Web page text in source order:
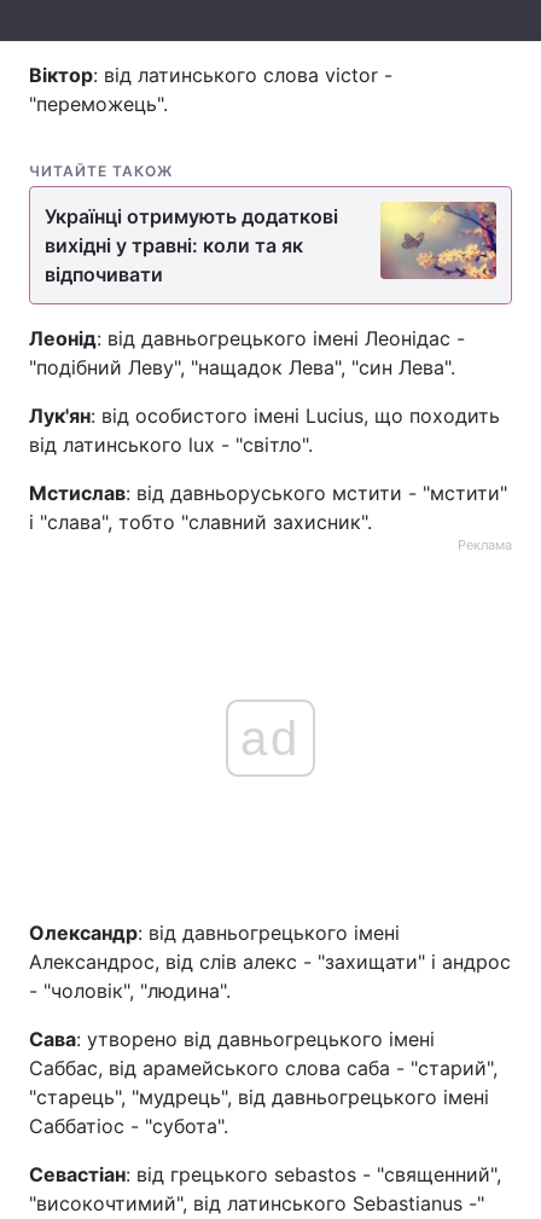
Віктор: від латинського слова victor -
"переможець".
ЧИТАЙТЕ ТАКОЖ
Українці отримують додаткові
вихідні у травні: коли та як
відпочивати
Леонід: від давньогрецького імені Леонідас -
"подібний Леву", "нащадок Лева", "син Лева".
Лук'ян: від особистого імені Lucius, що походить
від латинського lux - "світло".
Мстислав: від давньоруського мстити - "мстити"
і "слава", тобто "славний захисник".
Реклама
ad
Олександр: від давньогрецького імені
Александрос, від слів алекс - "захищати" і андрос
- "чоловік", "людина".
Сава: утворено від давньогрецького імені
Саббас, від арамейського слова саба - "старий",
"старець", "мудрець", від давньогрецького імені
Саббатіос - "субота".
Севастіан: від грецького sebastos - "священний",
"високочтимий", від латинського Sebastianus -"